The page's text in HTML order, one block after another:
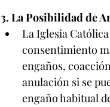
3. La Posibilidad de
La Iglesia
consentimiento
engaños,
anulación si se
engaño habitual